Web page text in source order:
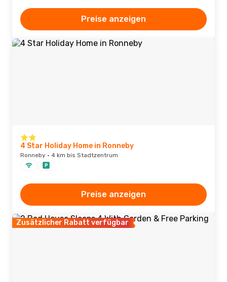
Preise anzeigen
4 Star Holiday Home in Ronneby
Ronneby · 4 km bis Stadtzentrum
Preise anzeigen
Zusätzlicher Rabatt verfügbar